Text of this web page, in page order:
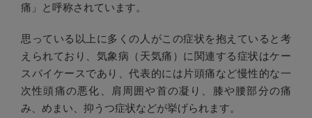
痛」と呼称されています。
思っている以上に多くの人がこの症状を抱えていると考
えられており、気象病（天気痛）に関連する症状はケー
スバイケースであり、代表的には片頭痛など慢性的な一
次性頭痛の悪化、肩周囲や首の凝り、膝や腰部分の痛
み、めまい、抑うつ症状などが挙げられます。